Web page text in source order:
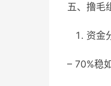
五、撸毛
资金
– 70%稳